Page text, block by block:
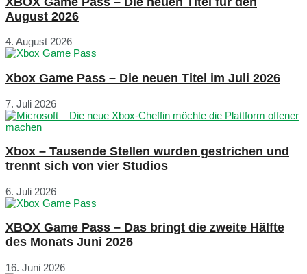
August 2026
4. August 2026
Xbox Game Pass – Die neuen Titel im Juli 2026
7. Juli 2026
Xbox – Tausende Stellen wurden gestrichen und
trennt sich von vier Studios
6. Juli 2026
XBOX Game Pass – Das bringt die zweite Hälfte
des Monats Juni 2026
16. Juni 2026